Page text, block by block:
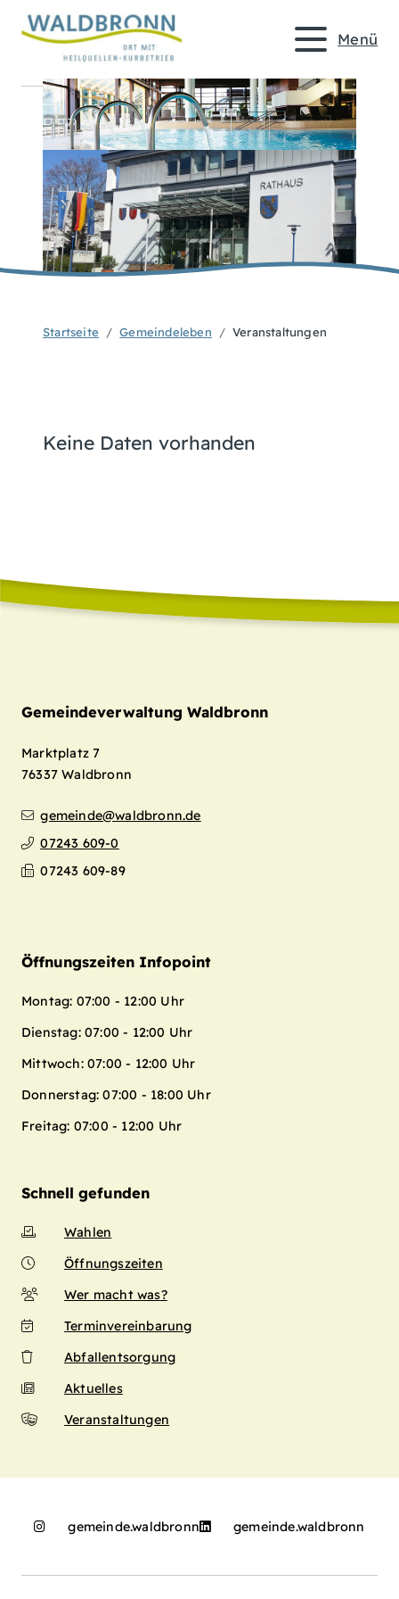
Menü
Startseite Gemeindeleben Veranstaltungen
Keine Daten vorhanden
Gemeindeverwaltung Waldbronn
Marktplatz 7
76337 Waldbronn
gemeinde@waldbronn.de
07243 609-0
07243 609-89
Öffnungszeiten Infopoint
Montag: 07:00 - 12:00 Uhr
Dienstag: 07:00 - 12:00 Uhr
Mittwoch: 07:00 - 12:00 Uhr
Donnerstag: 07:00 - 18:00 Uhr
Freitag: 07:00 - 12:00 Uhr
Schnell gefunden
Wahlen
Öffnungszeiten
Wer macht was?
Terminvereinbarung
Abfallentsorgung
Aktuelles
Veranstaltungen
gemeinde.waldbronn gemeinde.waldbronn